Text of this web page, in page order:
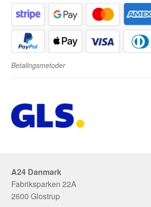
Betalingsmetoder
A24 Danmark
Fabriksparken 22A
2600 Glostrup